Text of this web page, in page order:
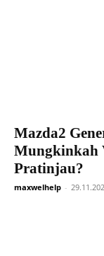
Mazda2
Mungkinkah
Pratinjau?
maxwelhelp -